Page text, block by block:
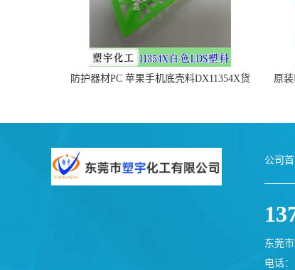
防护器材PC 苹果手机底壳料DX11354X货
原
公司
东莞
电话